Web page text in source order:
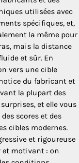
utilisées avec
spécifiques, et,
la même pour
mais la distance
et sûr. En
vers une cible
du fabricant et
la plupart des
et elle vous
scores et des
cibles modernes.
et rigoureuse
et motivant : on